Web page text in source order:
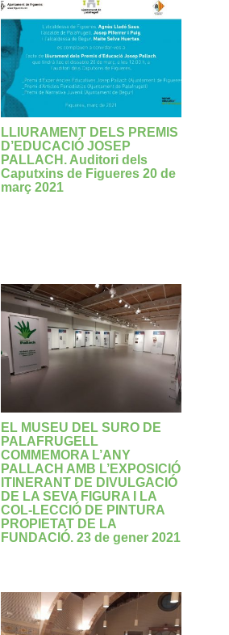
LLIURAMENT DELS PREMIS
D’EDUCACIÓ JOSEP
PALLACH. Auditori dels
Caputxins de Figueres 20 de
març 2021
EL MUSEU DEL SURO DE
PALAFRUGELL
COMMEMORA L’ANY
PALLACH AMB L’EXPOSICIÓ
ITINERANT DE DIVULGACIÓ
DE LA SEVA FIGURA I LA
COL-LECCIÓ DE PINTURA
PROPIETAT DE LA
FUNDACIÓ. 23 de gener 2021